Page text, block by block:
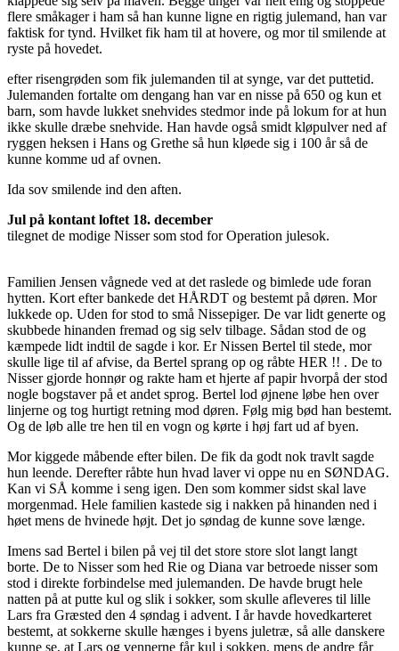
flere småkager i ham så han kunne ligne en rigtig julemand, han var
faktisk for tynd. Hvilket fik ham til at hovere, og mor til smilende at
ryste på hovedet.
efter risengrøden som fik julemanden til at synge, var det puttetid.
Julemanden fortalte om dengang han var en nisse på 650 og kun et
barn, som havde lukket snehvides stedmor inde på lokum for at hun
ikke skulle dræbe snehvide. Han havde også smidt kløpulver ned af
ryggen heksen i Hans og Grethe så hun kløede sig i 100 år så de
kunne komme ud af ovnen.
Ida sov smilende ind den aften.
Jul på kontant loftet 18. december
tilegnet de modige Nisser som stod for Operation julesok.
Familien Jensen vågnede ved at det raslede og bimlede ude foran
hytten. Kort efter bankede det HÅRDT og bestemt på døren. Mor
lukkede op. Uden for stod to små Nissepiger. De var lidt generte og
skubbede hinanden fremad og sig selv tilbage. Sådan stod de og
kæmpede lidt indtil de sagde i kor. Er Nissen Bertel til stede, mor
skulle lige til af afvise, da Bertel sprang op og råbte HER !! . De to
Nisser gjorde honnør og rakte ham et hjerte af papir hvorpå der stod
nogle bogstaver på et andet sprog. Bertel lod øjnene løbe hen over
linjerne og tog hurtigt retning mod døren. Følg mig bød han bestemt.
Og de løb alle tre hen til en vogn og kørte i høj fart ud af byen.
Mor kiggede måbende efter bilen. De fik da godt nok travlt sagde
hun leende. Derefter råbte hun hvad laver vi oppe nu en SØNDAG.
Kan vi SÅ komme i seng igen. Den som kommer sidst skal lave
morgenmad. Hele familien kastede sig i nakken på hinanden ned i
høet mens de hvinede højt. Det jo søndag de kunne sove længe.
Imens sad Bertel i bilen på vej til det store store slot langt langt
borte. De to Nisser som hed Rie og Diana var betroede nisser som
stod i direkte forbindelse med julemanden. De havde brugt hele
natten på at putte kul og slik i sokker, som skulle afleveres til lille
Lars fra Græsted den 4 søndag i advent. I år havde hovedkarteret
bestemt, at sokkerne skulle hænges i byens juletræ, så alle danskere
kunne se, at Lars og vennerne får kul i sokken, mens de andre får